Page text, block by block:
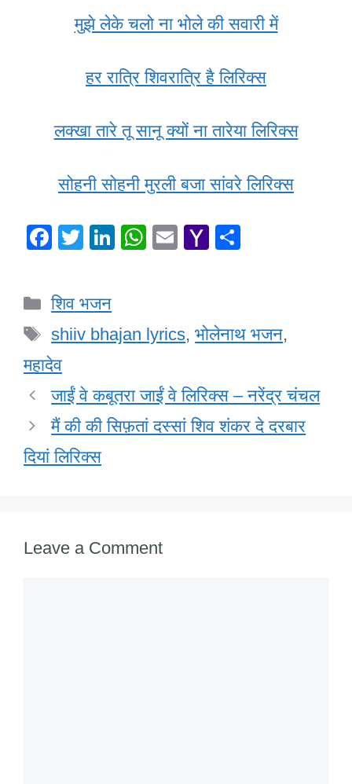
मुझे लेके चलो ना भोले की सवारी में
हर रात्रि शिवरात्रि है लिरिक्स
लक्खा तारे तू सानू क्यों ना तारेया लिरिक्स
सोहनी सोहनी मुरली बजा सांवरे लिरिक्स
F
c
e
b
o
o
k
T
er
Li
dI
W
A
p
E
Y
o
ail
Categories
शिव भजन
Tags
shiiv bhajan lyrics,भोलेनाथ भजन,
महादेव
जाईं वे कबूतरा जाईं वे लिरिक्स – नरेंद्र चंचल
मैं की की सिफ़तां दस्सां शिव शंकर दे दरबार
दियां लिरिक्स
Leave a Comment